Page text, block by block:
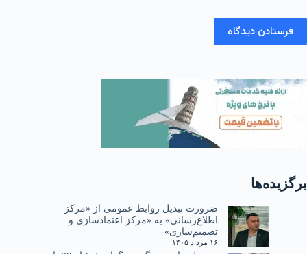
فرستادن دیدگاه
برگزیده‌ها
ضرورت تبدیل روابط عمومی از «مرکز
اطلاع‌رسانی» به «مرکز اعتمادسازی و
تصمیم‌سازی»
۱۶ مرداد ۱۴۰۵